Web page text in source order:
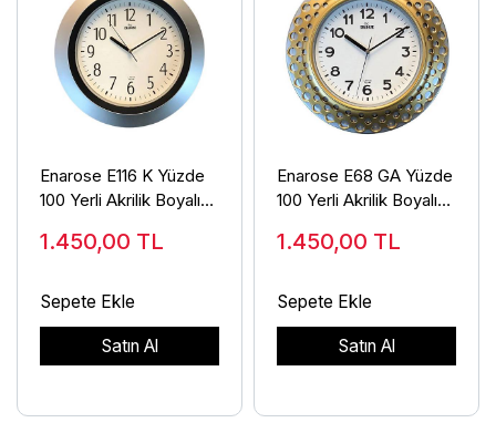
Enarose E116 K Yüzde
100 Yerli Akrilik Boyalı
1.450,00 TL
Sepete Ekle
Satın Al
Enarose E68 GA Yüzde
100 Yerli Akrilik Boyalı
1.450,00 TL
Sepete Ekle
Satın Al